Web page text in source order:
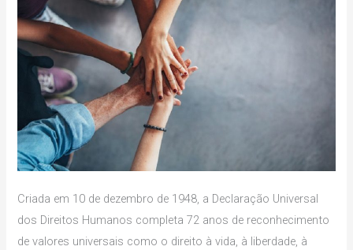
Criada em 10 de dezembro de 1948, a Declaração Universal
dos Direitos Humanos completa 72 anos de reconhecimento
de valores universais como o direito à vida, à liberdade, à
meio
a
desafios
históricos
estruturais